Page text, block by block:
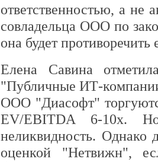
ответственностью, а не
совладельца ООО по
она будет
Елена Савина
"Публичные ИТ-
ООО "Диасофт"
EV/EBITDA 6-10x.
неликвидность. Однако
оценкой "Нетвижн",